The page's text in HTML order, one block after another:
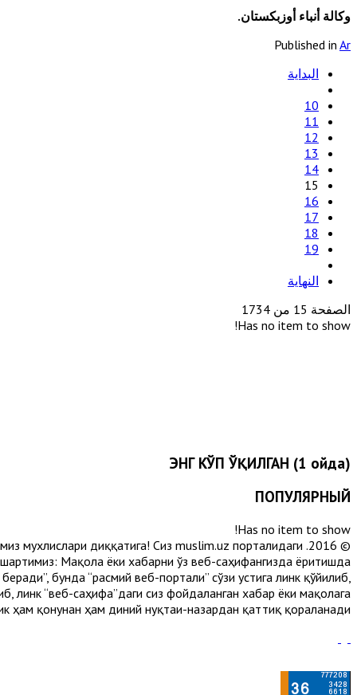
وكالة أنباء أوزبكستان.
Published in Ar
البداية
10
11
12
13
14
15
16
17
18
19
النهاية
الصفحة 15 من 1734
Has no item to show!
ЭНГ КЎП ЎҚИЛГАН (1 ойда)
ПОПУЛЯРНЫЙ
Has no item to show!
мухлислари диққатига! Сиз muslim.uz порталидаги
Мақола ёки хабарни ўз веб-саҳифангизда ёритишда
бунда “расмий веб-портали” сўзи устига линк қўйилиб,
линк “веб-саҳифа”даги сиз фойдаланган хабар ёки мақолага
ҳам қонунан ҳам диний нуқтаи-назардан қаттиқ қораланади.